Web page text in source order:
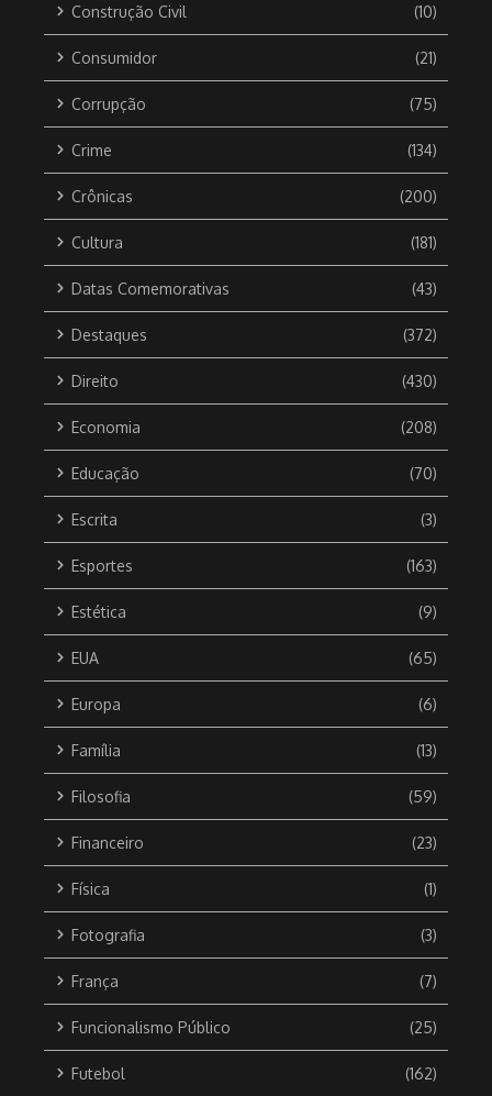
Construção Civil (10)
Consumidor (21)
Corrupção (75)
Crime (134)
Crônicas (200)
Cultura (181)
Datas Comemorativas (43)
Destaques (372)
Direito (430)
Economia (208)
Educação (70)
Escrita (3)
Esportes (163)
Estética (9)
EUA (65)
Europa (6)
Família (13)
Filosofia (59)
Financeiro (23)
Física (1)
Fotografia (3)
França (7)
Funcionalismo Público (25)
Futebol (162)